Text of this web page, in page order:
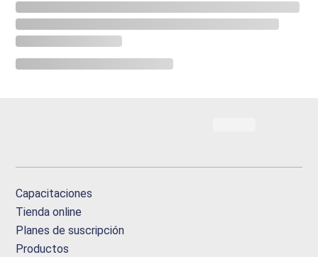
Capacitaciones
Tienda online
Planes de suscripción
Productos